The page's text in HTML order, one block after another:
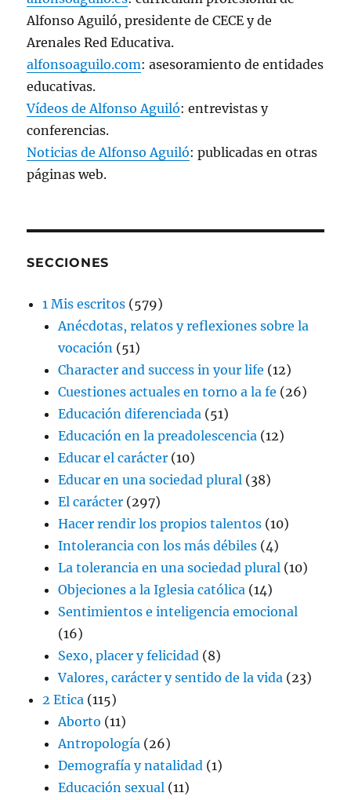
Alfonso Aguiló, presidente de CECE y de
Arenales Red Educativa.
alfonsoaguilo.com: asesoramiento de entidades
educativas.
Vídeos de Alfonso Aguiló: entrevistas y
conferencias.
Noticias de Alfonso Aguiló: publicadas en otras
páginas web.
SECCIONES
1 Mis escritos (579)
Anécdotas, relatos y reflexiones sobre la
vocación (51)
Character and success in your life (12)
Cuestiones actuales en torno a la fe (26)
Educación diferenciada (51)
Educación en la preadolescencia (12)
Educar el carácter (10)
Educar en una sociedad plural (38)
El carácter (297)
Hacer rendir los propios talentos (10)
Intolerancia con los más débiles (4)
La tolerancia en una sociedad plural (10)
Objeciones a la Iglesia católica (14)
Sentimientos e inteligencia emocional
(16)
Sexo, placer y felicidad (8)
Valores, carácter y sentido de la vida (23)
2 Etica (115)
Aborto (11)
Antropología (26)
Demografía y natalidad (1)
Educación sexual (11)